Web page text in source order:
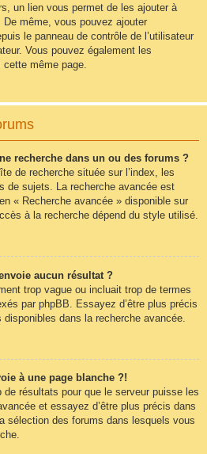
un lien vous permet de les ajouter à
De même, vous pouvez ajouter
le panneau de contrôle de l’utilisateur
Vous pouvez également les
même page.
recherche dans un ou des forums ?
de recherche située sur l’index, les
de sujets. La recherche avancée est
« Recherche avancée » disponible sur
à la recherche dépend du style utilisé.
aucun résultat ?
trop vague ou incluait trop de termes
par phpBB. Essayez d’être plus précis
dans la recherche avancée.
à une page blanche ?!
de résultats pour que le serveur puisse les
et essayez d’être plus précis dans
sélection des forums dans lesquels vous